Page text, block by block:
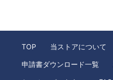
TOP 当ストアについて
申請書ダウンロード一覧